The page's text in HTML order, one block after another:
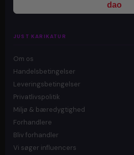
JUST KARIKATUR
Om os
Handelsbetingelser
Leveringsbetingelser
Privatlivspolitik
Miljø & bæredygtighed
Forhandlere
Bliv forhandler
Vi søger influencers
dao